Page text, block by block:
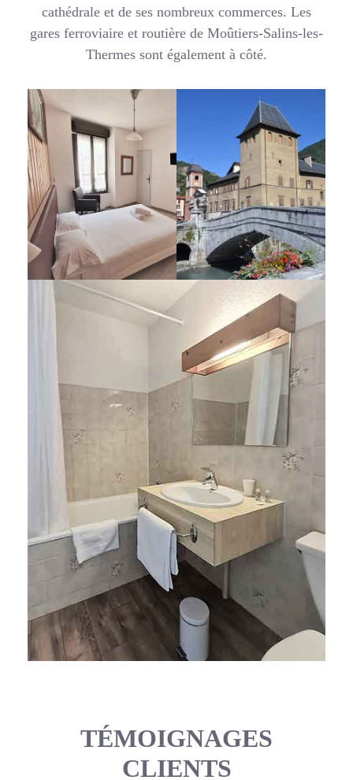
cathédrale et de ses nombreux commerces. Les
gares ferroviaire et routière de Moûtiers-Salins-les-
Thermes sont également à côté.
TÉMOIGNAGES
CLIENTS